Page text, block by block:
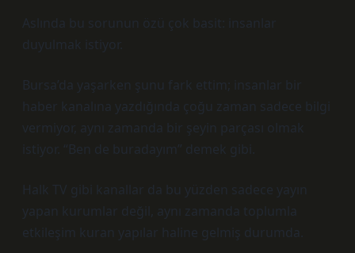
Aslında bu sorunun özü çok basit: insanlar
duyulmak istiyor.
Bursa’da yaşarken şunu fark ettim; insanlar bir
haber kanalına yazdığında çoğu zaman sadece bilgi
vermiyor, aynı zamanda bir şeyin parçası olmak
istiyor. “Ben de buradayım” demek gibi.
Halk TV gibi kanallar da bu yüzden sadece yayın
yapan kurumlar değil, aynı zamanda toplumla
etkileşim kuran yapılar haline gelmiş durumda.